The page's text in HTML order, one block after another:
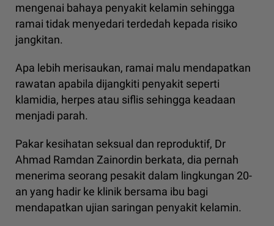
mengenai bahaya penyakit kelamin sehingga
ramai tidak menyedari terdedah kepada risiko
jangkitan.
Apa lebih merisaukan, ramai malu mendapatkan
rawatan apabila dijangkiti penyakit seperti
klamidia, herpes atau siflis sehingga keadaan
menjadi parah.
Pakar kesihatan seksual dan reproduktif, Dr
Ahmad Ramdan Zainordin berkata, dia pernah
menerima seorang pesakit dalam lingkungan 20-
an yang hadir ke klinik bersama ibu bagi
mendapatkan ujian saringan penyakit kelamin.